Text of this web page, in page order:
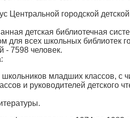
Центральной городской
детская библиотечная
для всех школьных
- 7598 человек.
младших классов, с
и руководителей детского